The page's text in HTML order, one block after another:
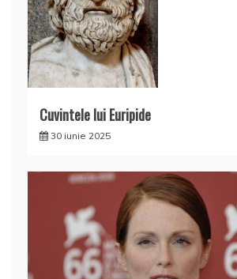
Cuvintele lui Euripide
30 iunie 2025